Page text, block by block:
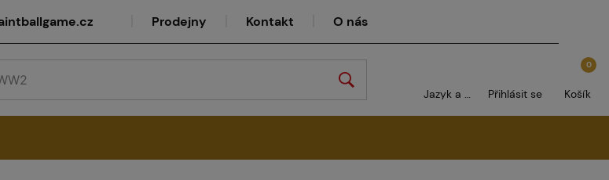
Prodejny Kontakt O nás
Jazyk a měna Přihlásit se
0
Košík